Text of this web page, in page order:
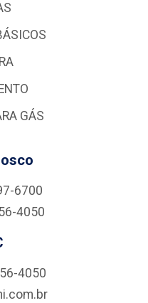
GÁS
6700
4050
4050